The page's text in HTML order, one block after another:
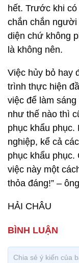
hết. Trước khi
chắn chắn
diện chứ không
là không nên.
Việc hủy bỏ hay
trình thực hiện
việc để làm
như thế nào thì
phục khẩu
nghiệp, kể cả
phục khẩu phục.
việc này một
thỏa đáng!” –
HẢI CHÂU